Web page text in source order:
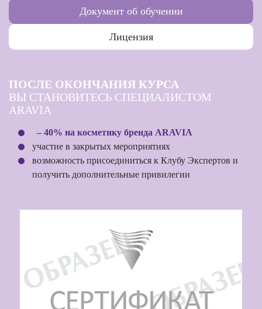
Документ об обучении
Лицензия
ПОСЛЕ ОКОНЧАНИЯ КУРСА
ВЫ СТАНОВИТЕСЬ СПЕЦИАЛИСТОМ
ARAVIA
– 40% на косметику бренда ARAVIA
участие в закрытых мероприятиях
возможность присоединиться к Клубу Экспертов и
получить дополнительные привилегии